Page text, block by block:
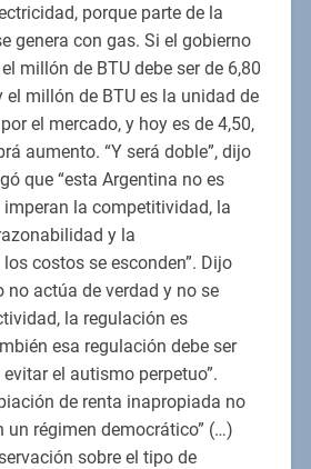
porque parte de la
genera con gas. Si el gobierno
millón de BTU debe ser de 6,80
el millón de BTU es la unidad de
el mercado, y hoy es de 4,50,
aumento. “Y será doble”, dijo
que “esta Argentina no es
la competitividad, la
y la
costos se esconden”. Dijo
no actúa de verdad y no se
la regulación es
esa regulación debe ser
el autismo perpetuo”.
de renta inapropiada no
un régimen democrático” (…)
sobre el tipo de